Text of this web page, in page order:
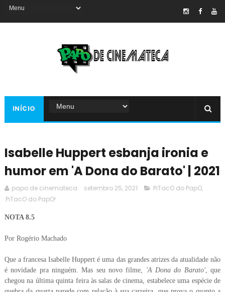
INÍCIO
Isabelle Huppert esbanja ironia e
humor em 'A Dona do Barato' | 2021
papo de cinemateca setembro 25, 2021 PiTacO do PapO,
PiTacO do PapO!
NOTA 8.5
Por Rogério Machado
Que a francesa Isabelle Huppert é uma das grandes atrizes da atualidade não
é novidade pra ninguém. Mas seu novo filme, 'A Dona do Barato', que
chegou na última quinta feira às salas de cinema, estabelece uma espécie de